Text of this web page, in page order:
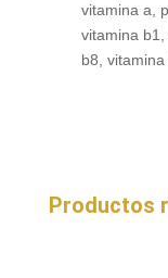
vitamina a,
vitamina
b8, vitamina
Productos